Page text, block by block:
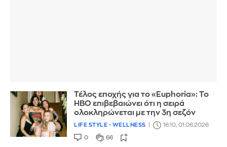
Τέλος εποχής για το «Euphoria»: Το
HBO επιβεβαιώνει ότι η σειρά
ολοκληρώνεται με την 3η σεζόν
LIFE STYLE - WELLNESS 16:10, 01.06.2026
0 66